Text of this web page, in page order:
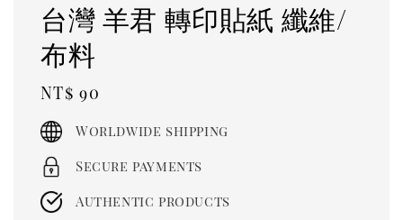
台灣 羊君 轉印貼紙 纖維/
布料
Regular
price
NT$ 90
Worldwide shipping
Secure payments
Authentic products